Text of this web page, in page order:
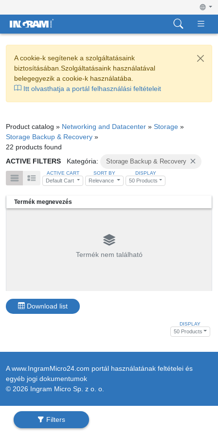
A cookie-k segítenek a szolgáltatásaink
biztosításában.Szolgáltatásaink használatával
belegegyezik a cookie-k használatába.
Itt olvasthatja a portál felhasználási feltételeit
Product catalog » Networking and Datacenter » Storage »
Storage Backup & Recovery »
22 products found
ACTIVE FILTERS
Kategória: Storage Backup & Recovery
ACTIVE CART
Default Cart
SORT BY
Relevance
DISPLAY
50 Products
Filters
Termék megnevezés
Termék nem található
Download list
DISPLAY
50 Products
A www.IngramMicro24.com portál használatának feltételei és
egyéb jogi dokumentumok
© 2026 Ingram Micro Sp. z o. o.